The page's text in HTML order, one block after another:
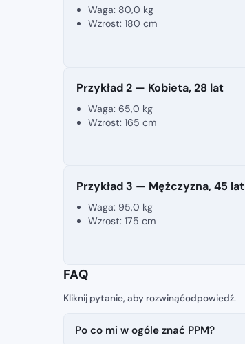
Waga: 80,0 kg
Wzrost:180 cm
Przykład 2 — Kobieta, 28 lat
Waga:65,0 kg
Wzrost:165 cm
Przykład 3 — Mężczyzna, 45 lat
Waga: 95,0 kg
Wzrost:175 cm
FAQ
Po co mi w ogóle znać PPM?